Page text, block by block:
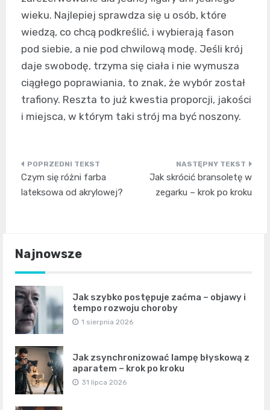
wieku. Najlepiej sprawdza się u osób, które
wiedzą, co chcą podkreślić, i wybierają fason
pod siebie, a nie pod chwilową modę. Jeśli krój
daje swobodę, trzyma się ciała i nie wymusza
ciągłego poprawiania, to znak, że wybór został
trafiony. Reszta to już kwestia proporcji, jakości
i miejsca, w którym taki strój ma być noszony.
Nawigacja
wpisu
Czym się różni farba
lateksowa od akrylowej?
Jak skrócić bransoletę w
zegarku – krok po kroku
Najnowsze
Jak szybko postępuje zaćma – objawy i
tempo rozwoju choroby
1 sierpnia 2026
Jak zsynchronizować lampę błyskową z
aparatem – krok po kroku
31 lipca 2026